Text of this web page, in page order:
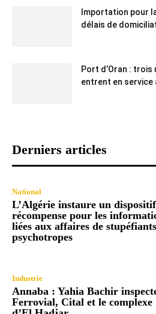
Importation pour
délais de
Port d’Oran : trois
entrent en service
Derniers articles
National
L’Algérie instaure un
récompense pour les
liées aux affaires de
psychotropes
Industrie
Annaba : Yahia Bachir
Ferrovial, Cital et le complexe